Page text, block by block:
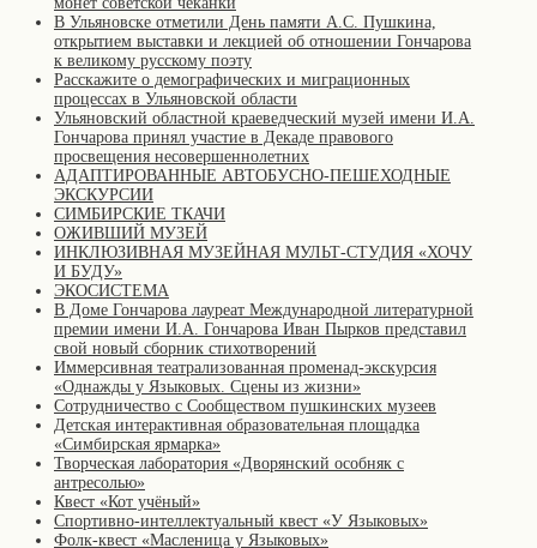
В Ульяновске отметили День памяти А.С. Пушкина,
открытием выставки и лекцией об отношении Гончарова
к великому русскому поэту
Расскажите о демографических и миграционных
процессах в Ульяновской области
Ульяновский областной краеведческий музей имени И.А.
Гончарова принял участие в Декаде правового
просвещения несовершеннолетних
АДАПТИРОВАННЫЕ АВТОБУСНО-ПЕШЕХОДНЫЕ
ЭКСКУРСИИ
СИМБИРСКИЕ ТКАЧИ
ОЖИВШИЙ МУЗЕЙ
ИНКЛЮЗИВНАЯ МУЗЕЙНАЯ МУЛЬТ-СТУДИЯ «ХОЧУ
И БУДУ»
ЭКОСИСТЕМА
В Доме Гончарова лауреат Международной литературной
премии имени И.А. Гончарова Иван Пырков представил
свой новый сборник стихотворений
Иммерсивная театрализованная променад-экскурсия
«Однажды у Языковых. Сцены из жизни»
Сотрудничество с Сообществом пушкинских музеев
Детская интерактивная образовательная площадка
«Симбирская ярмарка»
Творческая лаборатория «Дворянский особняк с
антресолью»
Квест «Кот учёный»
Спортивно-интеллектуальный квест «У Языковых»
Фолк-квест «Масленица у Языковых»